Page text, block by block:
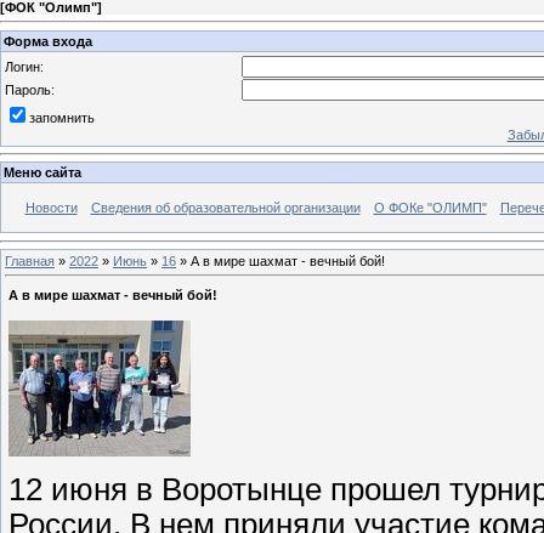
[ФОК "Олимп"]
Форма входа
Логин:
Пароль:
запомнить
Меню сайта
Новости Сведения об образовательной организации О ФОКе "ОЛИМП"
Главная » 2022 » Июнь » 16 » А в мире шахмат - вечный бой!
А в мире шахмат - вечный бой!
12 июня в Воротынце прошел
России. В нем приняли участие